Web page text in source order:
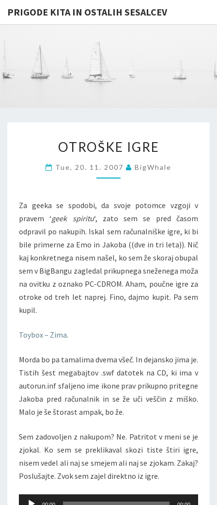
PRIGODE KITA IN OSTALIH SESALCEV
PRIGODE
And
IGRE
OTROŠKE IGRE
Tue, 20. 11. 2007 BigWhale
Za geeka se spodobi, da svoje potomce vzgoji v
pravem ‘geek spiritu‘, zato sem se pred časom
odpravil po nakupih. Iskal sem računalniške igre, ki bi
bile primerne za Emo in Jakoba ((dve in tri leta)). Nič
kaj konkretnega nisem našel, ko sem že skoraj obupal
sem v BigBangu zagledal prikupnega sneženega moža
na ovitku z oznako PC-CDROM. Aham, poučne igre za
otroke od treh let naprej. Fino, dajmo kupit. Pa sem
kupil.
Toybox – Zima.
Morda bo pa tamalima dvema všeč. In dejansko jima je.
Tistih šest megabajtov .swf datotek na CD, ki ima v
autorun.inf sfaljeno ime ikone prav prikupno pritegne
Jakoba pred računalnik in se že uči veščin z miško.
Malo je še štorast ampak, bo že.
Sem zadovoljen z nakupom? Ne. Patritot v meni se je
zjokal. Ko sem se preklikaval skozi tiste štiri igre,
nisem vedel ali naj se smejem ali naj se zjokam. Zakaj?
Poslušajte. Zvok sem zajel direktno iz igre.
Audio